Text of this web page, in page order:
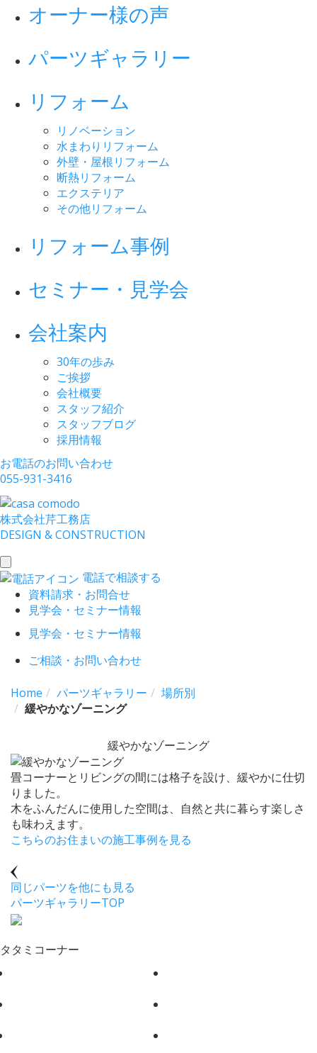
オーナー様の声
パーツギャラリー
リフォーム
リノベーション
水まわりリフォーム
外壁・屋根リフォーム
断熱リフォーム
エクステリア
その他リフォーム
リフォーム事例
セミナー・見学会
会社案内
30年の歩み
ご挨拶
会社概要
スタッフ紹介
スタッフブログ
採用情報
お電話のお問い合わせ
055-931-3416
株式会社芹工務店
DESIGN &CONSTRUCTION
toggle
navigation
電話で相談する
資料請求・お問合せ
見学会・セミナー情報
見学会・セミナー情報
ご相談・お問い合わせ
Home パーツギャラリー
場所別
緩やかなゾーニング
緩やかなゾーニング
畳コーナーとリビングの間には格子を設け、緩やかに仕切
りました。
木をふんだんに使用した空間は、自然と共に暮らす楽しさ
も味わえます。
こちらのお住まいの施工事例を見る
同じパーツを他にも見る
パーツギャラリーTOP
タタミコーナー